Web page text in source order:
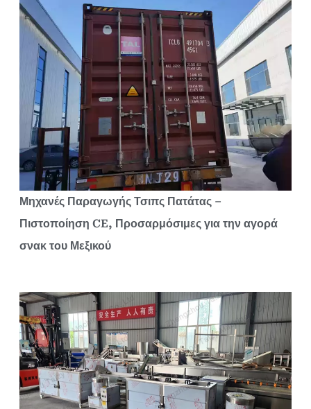
Μηχανές Παραγωγής Τσιπς Πατάτας –
Πιστοποίηση CE, Προσαρμόσιμες για την αγορά
σνακ του Μεξικού